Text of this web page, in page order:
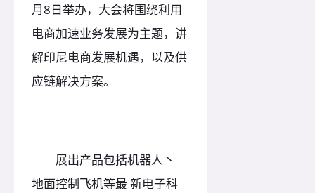
月8日举办，大会将围绕利用
电商加速业务发展为主题，讲
解印尼电商发展机遇，以及供
应链解决方案。
展出产品包括机器人丶
地面控制飞机等最 新电子科